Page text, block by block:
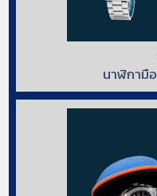
นาฬิกามื